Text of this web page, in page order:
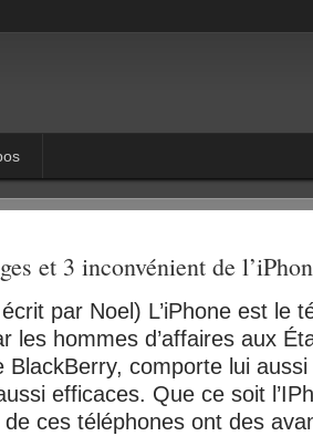
et 3 inconvénient de
par Noel) L’iPhone est le
les hommes d’affaires aux
BlackBerry, comporte lui
efficaces. Que ce soit
ces téléphones ont des